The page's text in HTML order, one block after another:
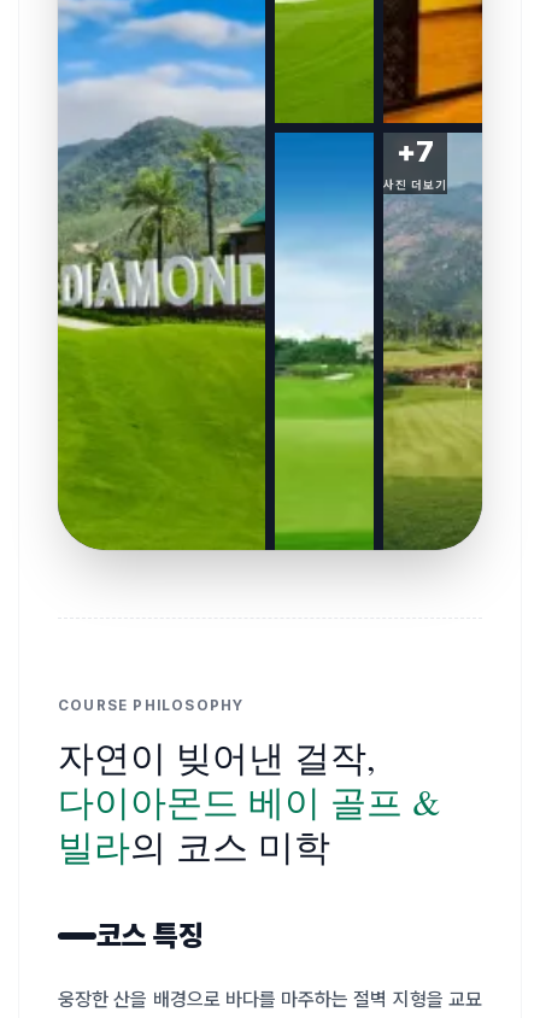
+7
사진 더보기
COURSE PHILOSOPHY
자연이 빚어낸 걸작,
다이아몬드 베이 골프 &
빌라의 코스 미학
코스 특징
웅장한 산을 배경으로 바다를 마주하는 절벽 지형을 교묘